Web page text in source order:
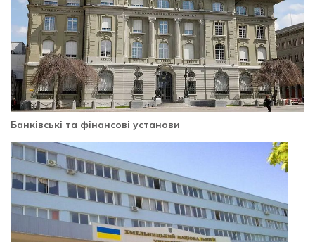
Банківські та фінансові установи